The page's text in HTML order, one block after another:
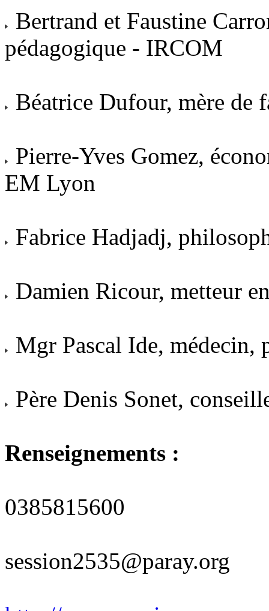
Bertrand et Faustine
pédagogique - IRCOM
Béatrice Dufour, mère de
Pierre-Yves Gomez,
EM Lyon
Fabrice Hadjadj,
Damien Ricour, metteur
Mgr Pascal Ide, médecin,
Père Denis Sonet,
Renseignements :
0385815600
session2535@paray.org